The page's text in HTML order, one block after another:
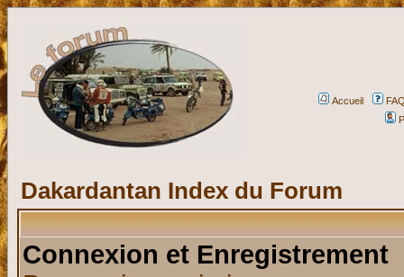
Accueil
Dakardantan Index du Forum
Connexion et Enregistrement